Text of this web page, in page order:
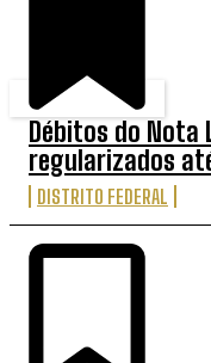
Débitos do Nota
regularizados
DISTRITO FEDERAL